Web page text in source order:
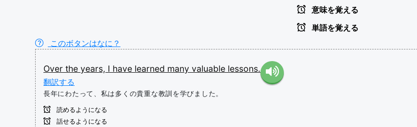
意味を覚える
単語を覚える
このボタンはなに？
Over the years, I have learned many valuable lessons.
翻訳する
長年にわたって、私は多くの貴重な教訓を学びました。
読めるようになる
話せるようになる